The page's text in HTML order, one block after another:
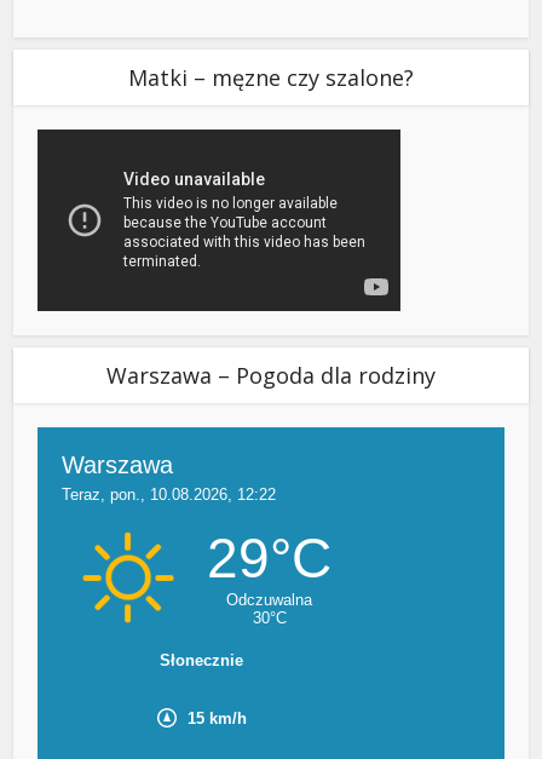
Matki – męzne czy szalone?
Warszawa – Pogoda dla rodziny